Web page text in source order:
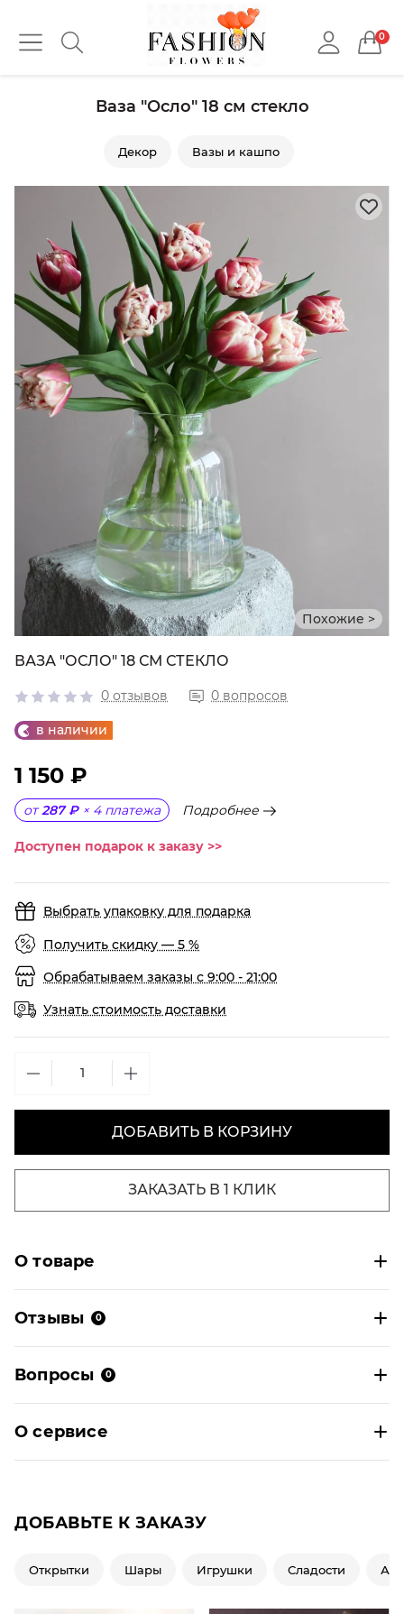
0
Ваза "Осло" 18 см стекло
Декор Вазы и кашпо
Похожие >
ВАЗА "ОСЛО" 18 СМ СТЕКЛО
0 отзывов 0 вопросов
в наличии
1 150 ₽
от 287 ₽ × 4 платежа Подробнее
Доступен подарок к заказу >>
Выбрать упаковку для подарка
Получить скидку — 5 %
Обрабатываем заказы с 9:00 - 21:00
Узнать стоимость доставки
ДОБАВИТЬ В КОРЗИНУ
ЗАКАЗАТЬ В 1 КЛИК
О товаре
Отзывы 0
Вопросы 0
О сервисе
ДОБАВЬТЕ К ЗАКАЗУ
Открытки Шары Игрушки Сладости